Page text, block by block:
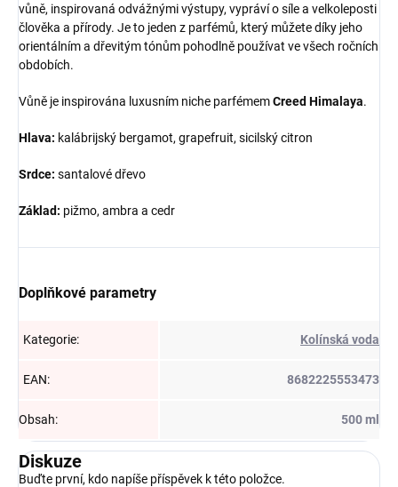
vůně, inspirovaná odvážnými výstupy, vypráví o síle a velkoleposti
člověka a přírody. Je to jeden z parfémů, který můžete díky jeho
orientálním a dřevitým tónům pohodlně používat ve všech ročních
obdobích.
Vůně je inspirována luxusním niche parfémemCreed Himalaya.
Hlava: kalábrijský bergamot, grapefruit, sicilský citron
Srdce: santalové dřevo
Základ: pižmo, ambra a cedr
Doplňkové parametry
Kategorie: Kolínská voda
EAN: 8682225553473
Obsah: 500 ml
Diskuze
Buďte první, kdo napíše příspěvek k této položce.